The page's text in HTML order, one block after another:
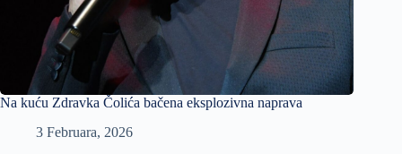
Na kuću Zdravka Čolića bačena eksplozivna naprava
3 Februara, 2026